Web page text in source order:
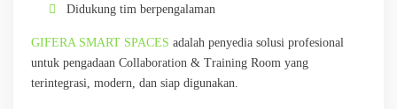
Didukung tim berpengalaman
GIFERA SMART SPACES adalah penyedia solusi profesional
untuk pengadaan Collaboration & Training Room yang
terintegrasi, modern, dan siap digunakan.